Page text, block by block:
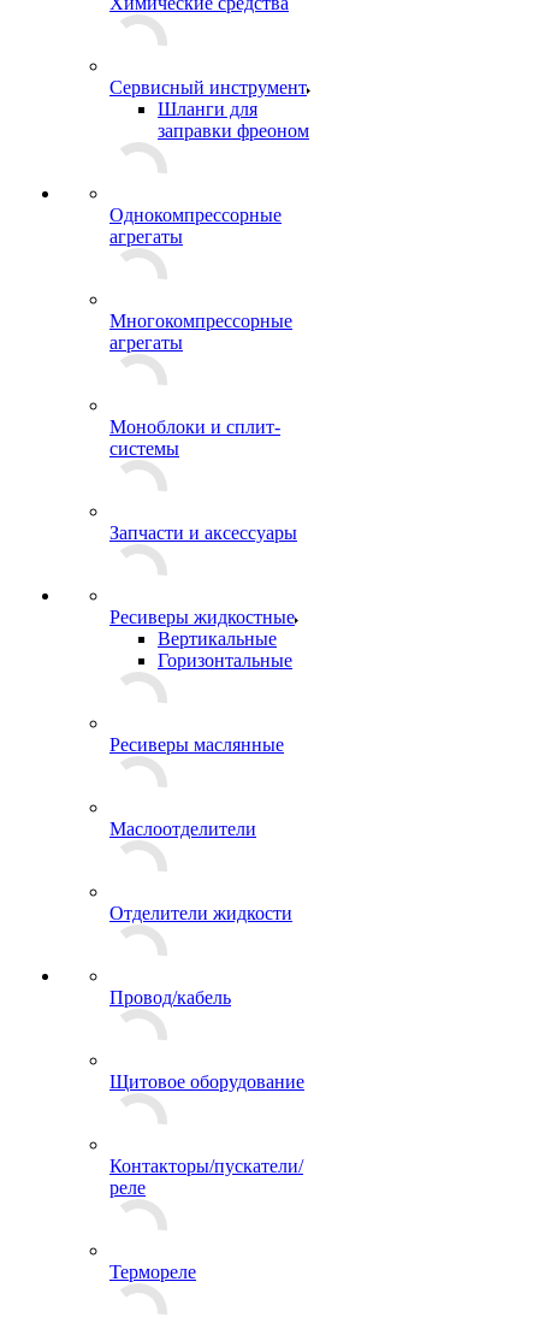
Сервисный инструмент
Шланги для
заправки фреоном
Однокомпрессорные
агрегаты
Многокомпрессорные
агрегаты
Моноблоки и сплит-
системы
Запчасти и аксессуары
Ресиверы жидкостные
Вертикальные
Горизонтальные
Ресиверы маслянные
Маслоотделители
Отделители жидкости
Провод/кабель
Щитовое оборудование
Контакторы/пускатели/
реле
Термореле